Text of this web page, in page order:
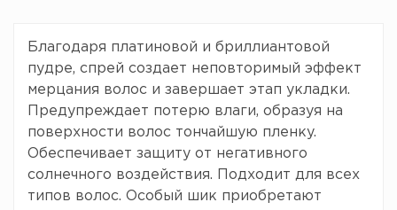
Благодаря платиновой и бриллиантовой
пудре, спрей создает неповторимый эффект
мерцания волос и завершает этап укладки.
Предупреждает потерю влаги, образуя на
поверхности волос тончайшую пленку.
Обеспечивает защиту от негативного
солнечного воздействия. Подходит для всех
типов волос. Особый шик приобретают